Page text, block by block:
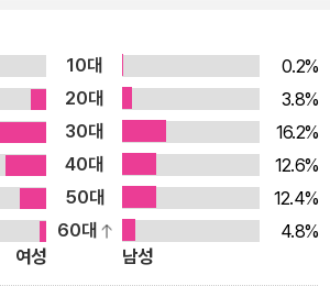
드’라 부를 만한 남성 친구가 남지 않았다
비롯한 대부분의 남자들은 나이가 들수록
겪으며 고립되고 만다는 사실을 깨닫는
이 문제에 진지하게 접근하기 시작한다.
무엇인가? 남자는 어떻게 ‘관계’를 만들
정은 말로 하는 게 아니다”라는 잠언이 금
남자끼리의 인간관계. 그러나 ‘진솔한 수
신 차지한 관계 방식은 각자도생식 경쟁의
10대
0.2%
20대
3.8%
30대
16.2%
40대
12.6%
50대
12.4%
60대
4.8%
여성
남성